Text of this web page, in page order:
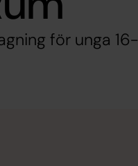
för unga 16-